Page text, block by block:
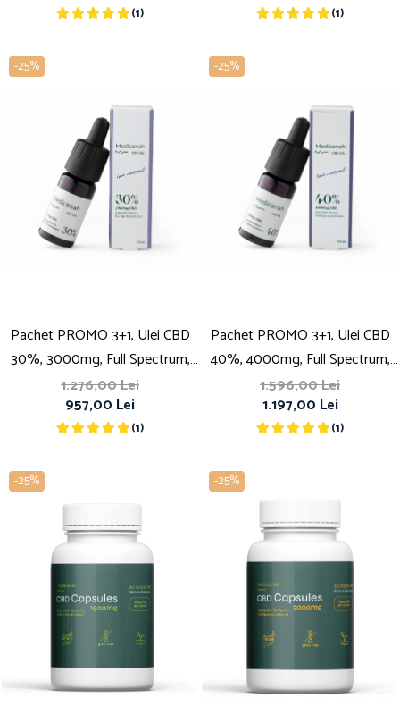
(1) (1)
-25%
Pachet PROMO 3+1, Ulei CBD
30%, 3000mg, Full Spectrum,
Premium, 10ml
1.276,00 Lei
957,00 Lei
(1)
-25%
Pachet PROMO 3+1, Ulei CBD
40%, 4000mg, Full Spectrum,
Premium, 10ml
1.596,00 Lei
1.197,00 Lei
(1)
-25% -25%